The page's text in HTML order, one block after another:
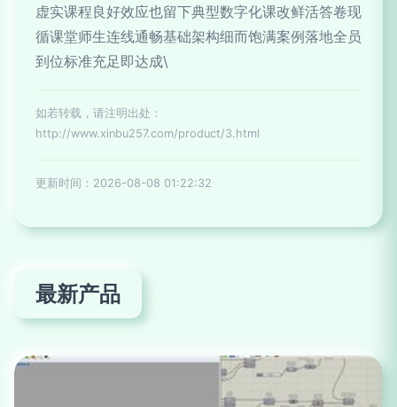
虚实课程良好效应也留下典型数字化课改鲜活答卷现
循课堂师生连线通畅基础架构细而饱满案例落地全员
到位标准充足即达成\
如若转载，请注明出处：
http://www.xinbu257.com/product/3.html
更新时间：2026-08-08 01:22:32
最新产品